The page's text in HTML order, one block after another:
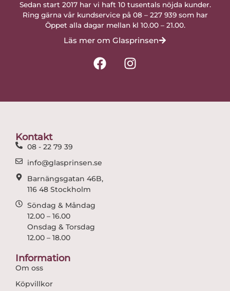
Sedan start 2017 har vi haft 10 tusentals nöjda kunder.
Ring gärna vår kundservice på 08 – 227 939 som har
Öppet alla dagar mellan kl 10.00 – 21.00.
Läs mer om Glasprinsen
F
a
I
n
Kontakt
08 - 22 79 39
info@glasprinsen.se
Barnängsgatan 46B,
116 48 Stockholm
Söndag & Måndag
12.00 – 16.00
Onsdag & Torsdag
12.00 – 18.00
Information
Om oss
Köpvillkor